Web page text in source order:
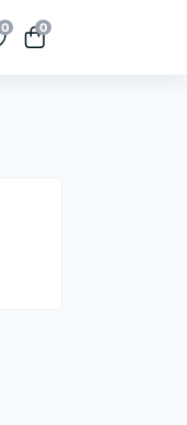
0 0